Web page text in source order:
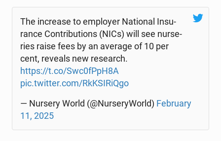
The in­cre­ase to em­ploy­er Na­tio­nal In­su­
ran­ce Con­tri­bu­tions (NICs) will see nur­se­
ries raise fees by an average of 10 per
cent, reveals new re­se­arch.
https://t.co/Swc0fPpH8A
pic.twitter.com/RkK­SI­Ri­Qgo
— Nursery World (@Nur­se­ry­World) Fe­bru­ary
11, 2025